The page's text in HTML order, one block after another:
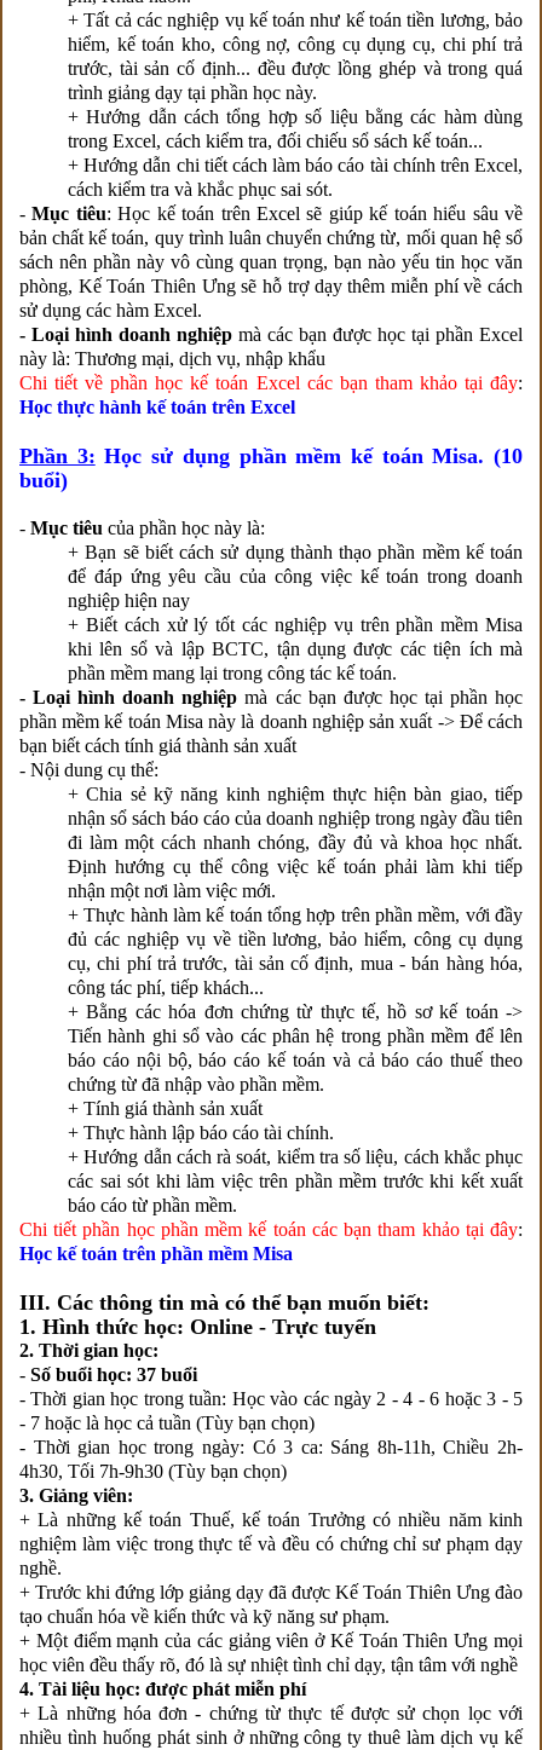
+ Tất cả các nghiệp vụ kế toán như kế toán tiền lương, bảo
hiểm, kế toán kho, công nợ, công cụ dụng cụ, chi phí trả
trước, tài sản cố định... đều được lồng ghép và trong quá
trình giảng dạy tại phần học này.
+ Hướng dẫn cách tổng hợp số liệu bằng các hàm dùng
trong Excel, cách kiểm tra, đối chiếu sổ sách kế toán...
+ Hướng dẫn chi tiết cách làm báo cáo tài chính trên Excel,
cách kiểm tra và khắc phục sai sót.
-Mục tiêu:Học kế toán trên Excel sẽ giúp kế toán hiểu sâu về
bản chất kế toán, quy trình luân chuyển chứng từ, mối quan hệ sổ
sách nên phần này vô cùng quan trọng, bạn nào yếu tin học văn
phòng, Kế Toán Thiên Ưng sẽ hỗ trợ dạy thêm miễn phí về cách
sử dụng các hàm Excel.
- Loại hình doanh nghiệp mà các bạn được học tại phần Excel
này là: Thương mại, dịch vụ, nhập khẩu
Chi tiết về phần học kế toán Excel các bạn tham khảo tại đây:
Học thực hành kế toán trên Excel
Phần 3: Học sử dụng phần mềm kế toán Misa. (10
buổi)
- Mục tiêu của phần học này là:
+ Bạn sẽ biết cách sử dụng thành thạo phần mềm kế toán
để đáp ứng yêu cầu của công việc kế toán trong doanh
nghiệp hiện nay
+ Biết cách xử lý tốt các nghiệp vụ trên phần mềm Misa
khi lên sổ và lập BCTC, tận dụng được các tiện ích mà
phần mềm mang lại trong công tác kế toán.
- Loại hình doanh nghiệp mà các bạn được học tại phần học
phần mềm kế toán Misa này là doanh nghiệp sản xuất -> Để cách
bạn biết cách tính giá thành sản xuất
- Nội dung cụ thể:
+ Chia sẻ kỹ năng kinh nghiệm thực hiện bàn giao, tiếp
nhận sổ sách báo cáo của doanh nghiệp trong ngày đầu tiên
đi làm một cách nhanh chóng, đầy đủ và khoa học nhất.
Định hướng cụ thể công việc kế toán phải làm khi tiếp
nhận một nơi làm việc mới.
+ Thực hành làm kế toán tổng hợp trên phần mềm, với đầy
đủ các nghiệp vụ về tiền lương, bảo hiểm, công cụ dụng
cụ, chi phí trả trước, tài sản cố định, mua - bán hàng hóa,
công tác phí, tiếp khách...
+ Bằng các hóa đơn chứng từ thực tế, hồ sơ kế toán ->
Tiến hành ghi sổ vào các phân hệ trong phần mềm để lên
báo cáo nội bộ, báo cáo kế toán và cả báo cáo thuế theo
chứng từ đã nhập vào phần mềm.
+ Tính giá thành sản xuất
+ Thực hành lập báo cáo tài chính.
+ Hướng dẫn cách rà soát, kiểm tra số liệu, cách khắc phục
các sai sót khi làm việc trên phần mềm trước khi kết xuất
báo cáo từ phần mềm.
Chi tiết phần học phần mềm kế toán các bạn tham khảo tại đây:
Học kế toán trên phần mềm Misa
III. Các thông tin mà có thể bạn muốn biết:
1. Hình thức học: Online - Trực tuyến
2. Thời gian học:
- Số buổi học: 37 buổi
- Thời gian học trong tuần: Học vào các ngày 2 - 4 - 6 hoặc 3 - 5
- 7 hoặc là học cả tuần (Tùy bạn chọn)
- Thời gian học trong ngày: Có 3 ca: Sáng 8h-11h, Chiều 2h-
4h30, Tối 7h-9h30 (Tùy bạn chọn)
3. Giảng viên:
+ Là những kế toán Thuế, kế toán Trưởng có nhiều năm kinh
nghiệm làm việc trong thực tế và đều có chứng chỉ sư phạm dạy
nghề.
+ Trước khi đứng lớp giảng dạy đã được Kế Toán Thiên Ưng đào
tạo chuẩn hóa về kiến thức và kỹ năng sư phạm.
+ Một điểm mạnh của các giảng viên ở Kế Toán Thiên Ưng mọi
học viên đều thấy rõ, đó là sự nhiệt tình chỉ dạy, tận tâm với nghề
4. Tài liệu học: được phát miễn phí
+ Là những hóa đơn - chứng từ thực tế được sử chọn lọc với
nhiều tình huống phát sinh ở những công ty thuê làm dịch vụ kế